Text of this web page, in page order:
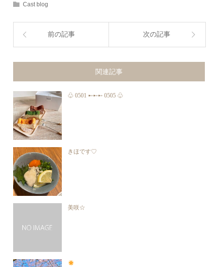
Cast blog
前の記事 次の記事
関連記事
♧ 0501 ➸➸➸ 0505 ♧
きほです♡
美咲☆